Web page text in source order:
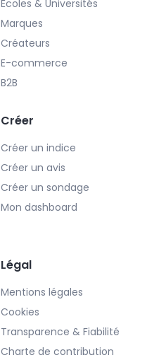
Écoles & Universités
Marques
Créateurs
E-commerce
B2B
Créer
Créer un indice
Créer un avis
Créer un sondage
Mon dashboard
Légal
Mentions légales
Cookies
Transparence & Fiabilité
Charte de contribution